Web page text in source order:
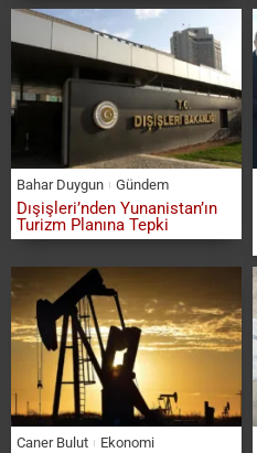
Bahar Duygun Gündem
Dışişleri’nden Yunanistan’ın
Turizm Planına Tepki
Caner Bulut Ekonomi